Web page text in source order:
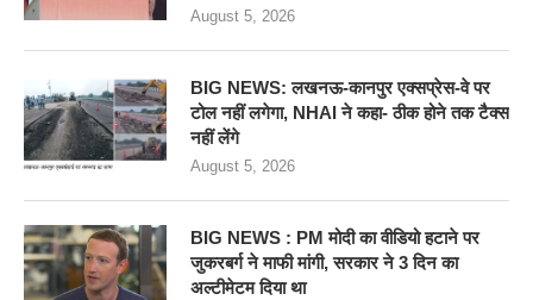
August 5, 2026
BIG NEWS: लखनऊ-कानपुर एक्सप्रेस-वे पर
टोल नहीं लगेगा, NHAI ने कहा- ठीक होने तक टैक्स
नहीं लेंगे
August 5, 2026
BIG NEWS : PM मोदी का वीडियो हटाने पर
जुकरबर्ग ने माफी मांगी, सरकार ने 3 दिन का
अल्टीमेटम दिया था